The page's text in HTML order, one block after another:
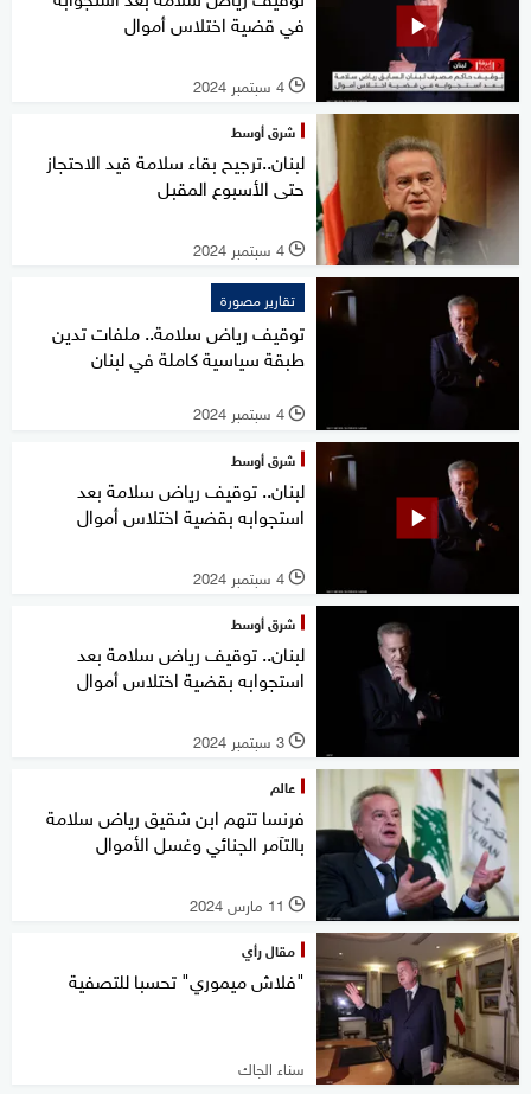
في قضية اختلاس أموال
l 4 سبتمبر 2024
شرق أوسط
لبنان..ترجيح بقاء سلامة قيد الاحتجاز
حتى الأسبوع المقبل
l 4 سبتمبر 2024
تقارير مصورة
توقيف رياض سلامة.. ملفات تدين
طبقة سياسية كاملة في لبنان
l 4 سبتمبر 2024
شرق أوسط
لبنان.. توقيف رياض سلامة بعد
استجوابه بقضية اختلاس أموال
l 4 سبتمبر 2024
شرق أوسط
لبنان.. توقيف رياض سلامة بعد
استجوابه بقضية اختلاس أموال
l 3 سبتمبر 2024
عالم
فرنسا تتهم ابن شقيق رياض سلامة
بالتآمر الجنائي وغسل الأموال
l 11 مارس 2024
مقال رأي
"فلاش ميموري" تحسبا للتصفية
سناء الجاك